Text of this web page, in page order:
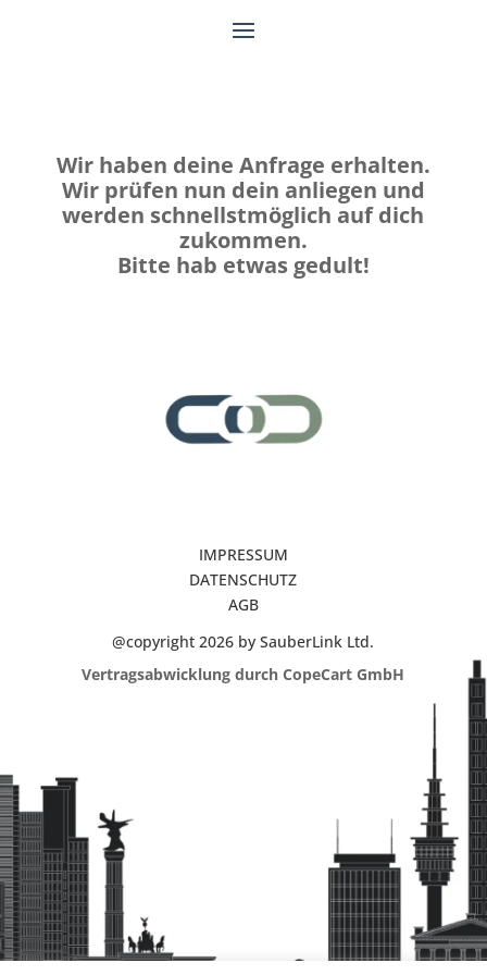
Wir haben deine Anfrage erhalten.
Wir prüfen nun dein anliegen und
werden schnellstmöglich auf dich
zukommen.
Bitte hab etwas gedult!
IMPRESSUM
DATENSCHUTZ
AGB
@copyright 2026 by SauberLink Ltd.
Vertragsabwicklung durch CopeCart GmbH